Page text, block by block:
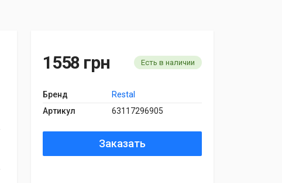
1558 грн Есть в наличии
Бренд
Restal
Артикул
63117296905
Заказать